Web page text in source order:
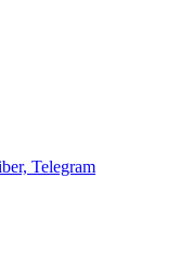
Telegram